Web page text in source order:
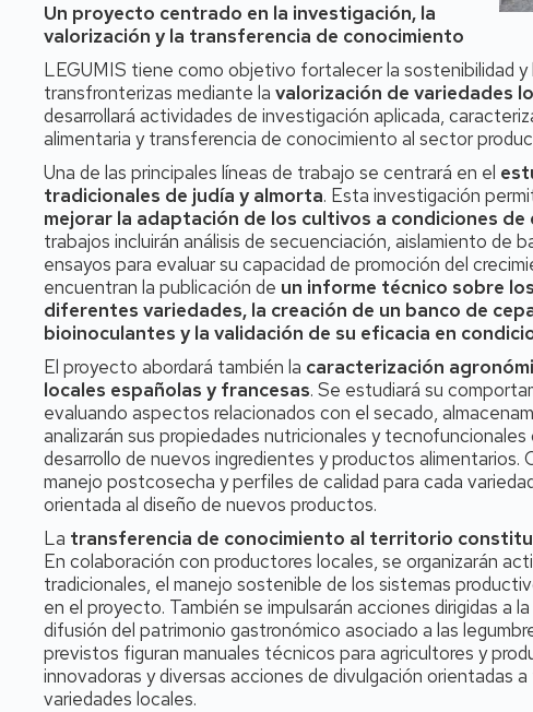
Un proyecto centrado en la investigación, la
valorización y la transferencia de conocimiento
LEGUMIS tiene como objetivo fortalecer la sostenibilidad y
transfronterizas mediante la valorización de variedades
desarrollará actividades de investigación aplicada,
alimentaria y transferencia de conocimiento al sector
Una de las principales líneas de trabajo se centrará en el
tradicionales de judía y almorta. Esta investigación
mejorar la adaptación de los cultivos a condiciones
trabajos incluirán análisis de secuenciación, aislamiento de
ensayos para evaluar su capacidad de promoción del
encuentran la publicación de un informe técnico sobre
diferentes variedades, la creación de un banco de
bioinoculantes y la validación de su eficacia en
El proyecto abordará también la caracterización
locales españolas y francesas. Se estudiará su
evaluando aspectos relacionados con el secado,
analizarán sus propiedades nutricionales y
desarrollo de nuevos ingredientes y productos
manejo postcosecha y perfiles de calidad para cada
orientada al diseño de nuevos productos.
La transferencia de conocimiento al territorio
En colaboración con productores locales, se organizarán
tradicionales, el manejo sostenible de los sistemas
en el proyecto. También se impulsarán acciones dirigidas a
difusión del patrimonio gastronómico asociado a las
previstos figuran manuales técnicos para agricultores y
innovadoras y diversas acciones de divulgación orientadas
variedades locales.